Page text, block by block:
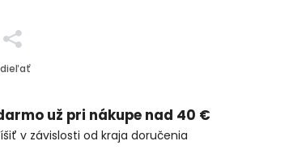
už pri nákupe nad 40 €
v závislosti od kraja doručenia